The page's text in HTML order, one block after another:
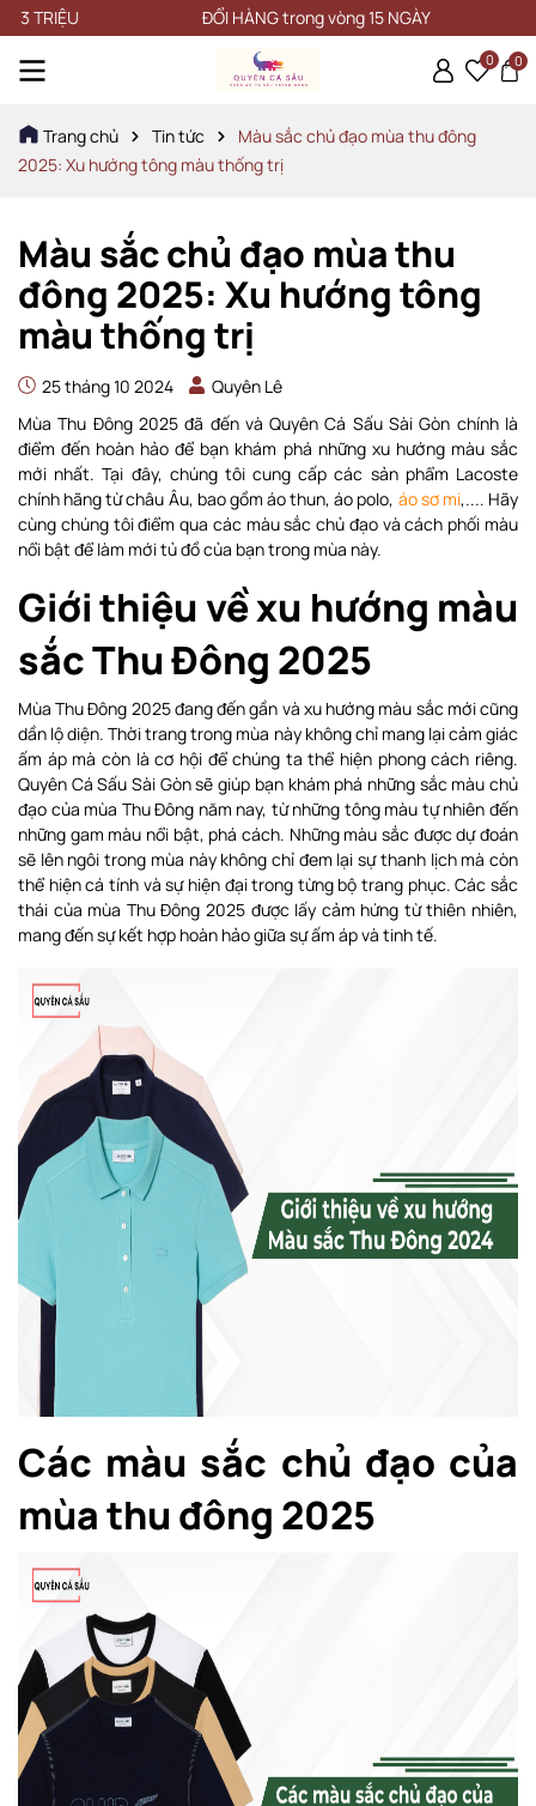
ĐỔI HÀNG trong vòng 15 NGÀY
0 0
Trang chủ Tin tức
Màu sắc chủ đạo mùa thu đông
2025: Xu hướng tông màu thống trị
Màu sắc chủ đạo mùa thu
đông 2025: Xu hướng tông
màu thống trị
25 tháng 10 2024
Quyên Lê
Mùa Thu Đông 2025 đã đến và Quyên Cá Sấu Sài Gòn chính là
điểm đến hoàn hảo để bạn khám phá những xu hướng màu sắc
mới nhất. Tại đây, chúng tôi cung cấp các sản phẩm Lacoste
chính hãng từ châu Âu, bao gồm áo thun, áo polo, áo sơ mi,.... Hãy
cùng chúng tôi điểm qua các màu sắc chủ đạo và cách phối màu
nổi bật để làm mới tủ đồ của bạn trong mùa này.
Giới thiệu về xu hướng màu
sắc Thu Đông 2025
Mùa Thu Đông 2025 đang đến gần và xu hướng màu sắc mới cũng
dần lộ diện. Thời trang trong mùa này không chỉ mang lại cảm giác
ấm áp mà còn là cơ hội để chúng ta thể hiện phong cách riêng.
Quyên Cá Sấu Sài Gòn sẽ giúp bạn khám phá những sắc màu chủ
đạo của mùa Thu Đông năm nay, từ những tông màu tự nhiên đến
những gam màu nổi bật, phá cách. Những màu sắc được dự đoán
sẽ lên ngôi trong mùa này không chỉ đem lại sự thanh lịch mà còn
thể hiện cá tính và sự hiện đại trong từng bộ trang phục. Các sắc
thái của mùa Thu Đông 2025 được lấy cảm hứng từ thiên nhiên,
mang đến sự kết hợp hoàn hảo giữa sự ấm áp và tinh tế.
Các màu sắc chủ đạo của
mùa thu đông 2025